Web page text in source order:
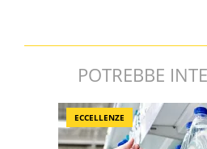
POTREBBE
ECCELLENZE